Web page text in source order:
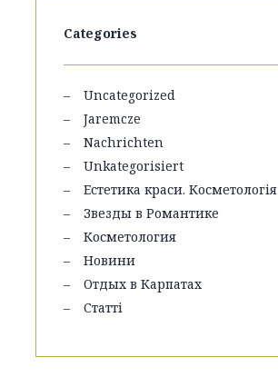
Categories
Uncategorized
Jaremcze
Nachrichten
Unkategorisiert
Естетика краси. Косметологія
Звезды в Романтике
Косметология
Новини
Отдых в Карпатах
Статті